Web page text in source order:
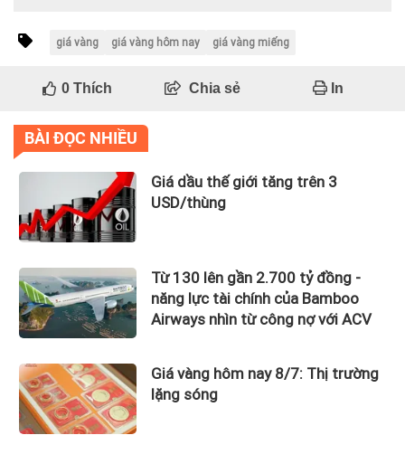
giá vàng giá vàng hôm nay giá vàng miếng
0Thích Chia sẻ In
BÀI ĐỌC NHIỀU
Giá dầu thế giới tăng trên 3
USD/thùng
Từ 130 lên gần 2.700 tỷ đồng -
năng lực tài chính của Bamboo
Airways nhìn từ công nợ với ACV
Giá vàng hôm nay 8/7: Thị trường
lặng sóng